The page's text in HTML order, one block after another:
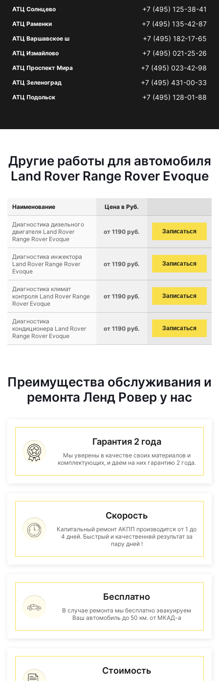
АТЦ Солнцево +7 (495) 125-38-41
АТЦ Раменки +7 (495) 135-42-87
АТЦ Варшавское ш +7 (495) 182-17-65
АТЦ Измайлово +7 (495) 021-25-26
АТЦ Проспект Мира +7 (495) 023-42-98
АТЦ Зеленоград +7 (495) 431-00-33
АТЦ Подольск +7 (495) 128-01-88
Другие работы для автомобиля
Land Rover Range Rover Evoque
Наименование Цена в Руб.
Диагностика дизельного
двигателя Land Rover
Range Rover Evoque
от 1190 руб. Записаться
Диагностика инжектора
Land Rover Range Rover
Evoque
от 1190 руб. Записаться
Диагностика климат
контроля Land Rover Range
Rover Evoque
от 1190 руб. Записаться
Диагностика
кондиционера Land Rover
Range Rover Evoque
от 1190 руб. Записаться
Преимущества обслуживания и
ремонта Ленд Ровер у нас
Гарантия 2 года
Мы уверены в качестве своих материалов и
комплектующих, и даем на них гарантию 2 года.
Скорость
Капитальный ремонт АКПП производится от 1 до
4 дней. Быстрый и качественнвй результат за
пару дней !
Бесплатно
В случае ремонта мы бесплатно эвакуируем
Ваш автомобиль до 50 км. от МКАД-а
Стоимость